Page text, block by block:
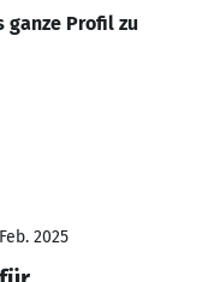
ganze Profil zu
2025